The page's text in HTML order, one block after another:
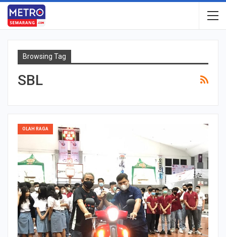
Browsing Tag
SBL
OLAH RAGA